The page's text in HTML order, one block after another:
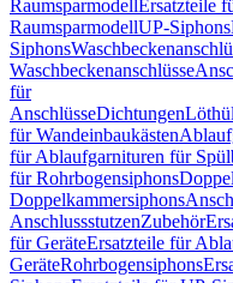
RaumsparmodellErsatzteile
RaumsparmodellUP-Siphons
Siphons
Waschbeckenanschlüsse
für
AnschlüsseDichtungen
für Wandeinbaukästen
für Ablaufgarnituren für
für Rohrbogensiphons
Doppelkammersiphons
AnschlussstutzenZubehör
für GeräteErsatzteile für
GeräteRohrbogensiphons